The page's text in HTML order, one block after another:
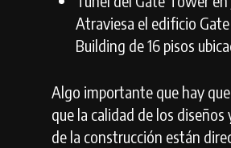
Atraviesa el edificio
Building de 16 pisos
Algo importante que hay
que la calidad de los diseños
de la construcción están